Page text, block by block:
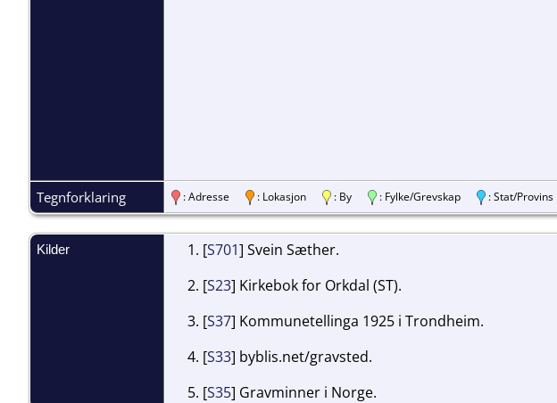
Tegnforklaring : Adresse : Lokasjon : By : Fylke/Grevskap : Stat/
Kilder [S701] Svein Sæther.
[S23] Kirkebok for Orkdal (ST).
[S37] Kommunetellinga 1925 i Trondheim.
[S33] byblis.net/gravsted.
[S35] Gravminner i Norge.